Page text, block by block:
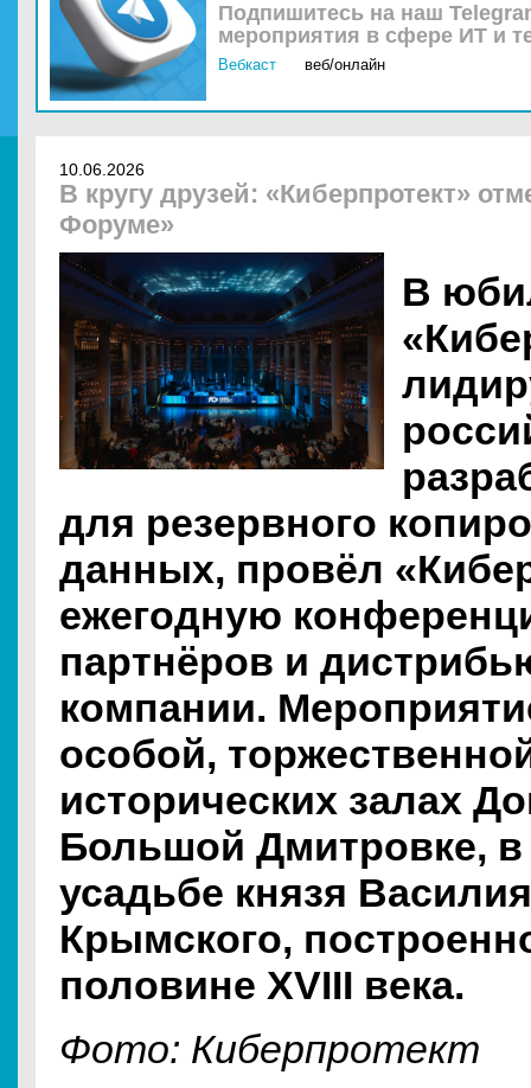
Подпишитесь на наш
мероприятия в сфере ИТ и
Вебкаст веб/онлайн
10.06.2026
В кругу друзей: «Киберпротект»
Форуме»
В
для резервного
данных, провёл
ежегодную
партнёров и
компании.
особой,
исторических залах
Большой Дмитровке,
усадьбе князя
Крымского,
половине XVIII века.
Фото: Киберпротект